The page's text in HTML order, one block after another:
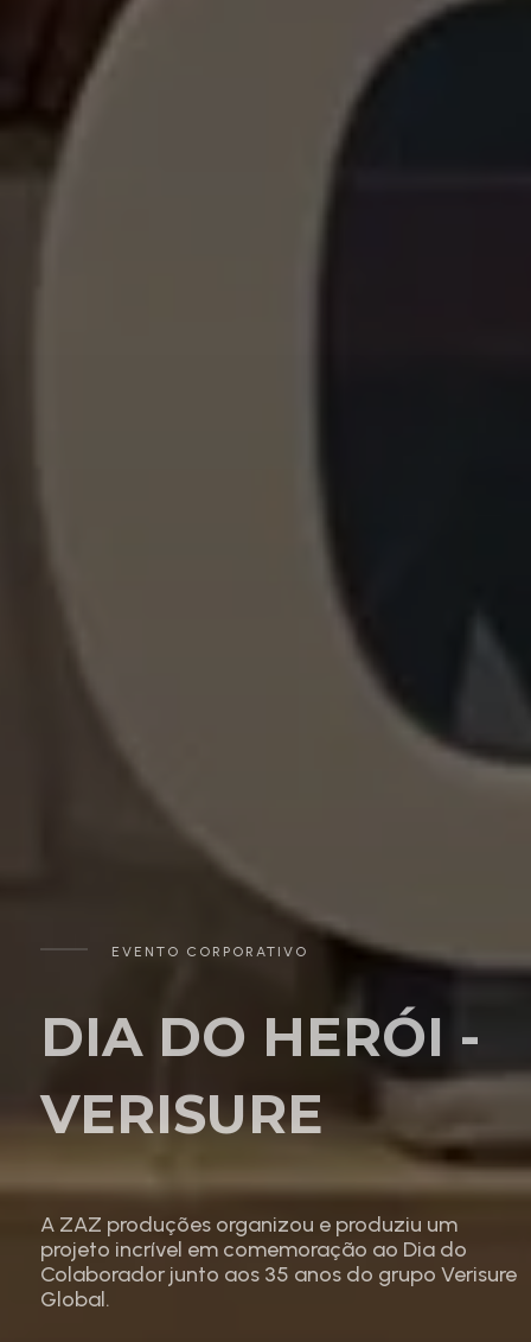
EVENTO CORPORATIVO
DIA DO HERÓI -
VERISURE
A ZAZ produções organizou e produziu um
projeto incrível em comemoração ao Dia do
Colaborador junto aos 35 anos do grupo Verisure
Global.